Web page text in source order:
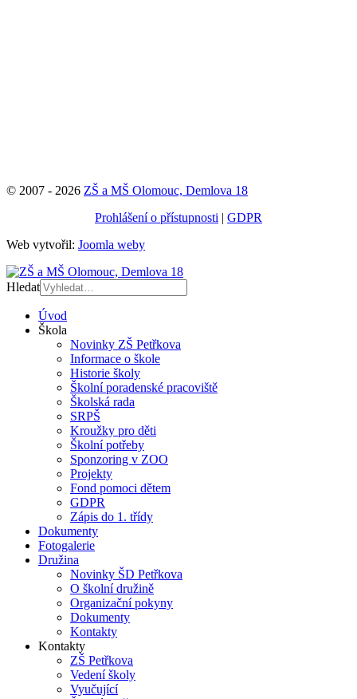
© 2007 - 2026 ZŠ a MŠ Olomouc, Demlova 18
Prohlášení o přístupnosti | GDPR
Web vytvořil: Joomla weby
Hledat
Úvod
Škola
Novinky ZŠ Petřkova
Informace o škole
Historie školy
Školní poradenské pracoviště
Školská rada
SRPŠ
Kroužky pro děti
Školní potřeby
Sponzoring v ZOO
Projekty
Fond pomoci dětem
GDPR
Zápis do 1. třídy
Dokumenty
Fotogalerie
Družina
Novinky ŠD Petřkova
O školní družině
Organizační pokyny
Dokumenty
Kontakty
Kontakty
ZŠ Petřkova
Vedení školy
Vyučující